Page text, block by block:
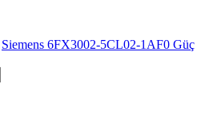
Siemens 6FX3002-5CL02-1AF0 Güç